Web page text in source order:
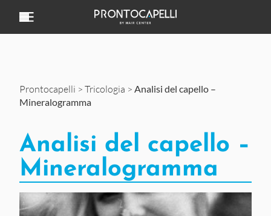
Prontocapelli > Tricologia > Analisi del capello –
Mineralogramma
Analisi del capello –
Mineralogramma